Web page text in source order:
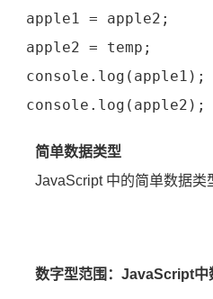
apple1 = apple2;
apple2 = temp;
console.log(apple1);
console.log(apple2);
简单数据类型
JavaScript 中的简单数据类
数字型范围：JavaScript中